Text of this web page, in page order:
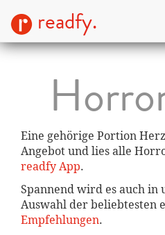
readfy.
Eine gehörige Portion
Angebot und lies alle
readfy App.
Spannend wird es auch in
Auswahl der beliebtesten
Empfehlungen.